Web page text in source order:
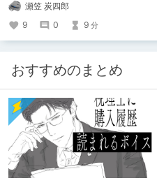
瀬笠 炭四郎
9
0 9 分
おすすめのまとめ